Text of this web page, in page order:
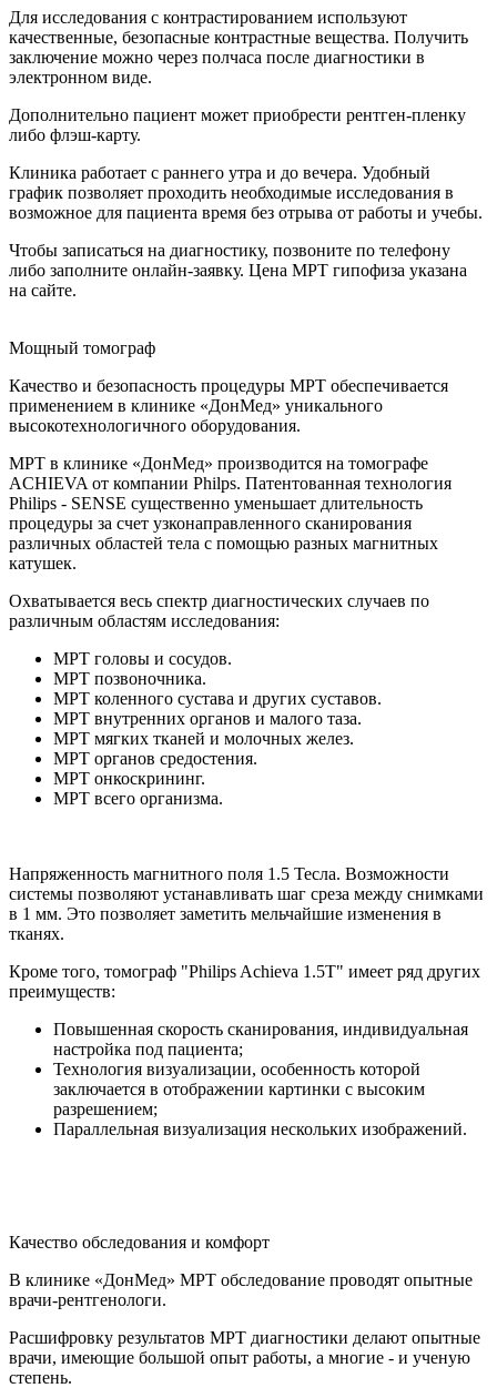
Для исследования с контрастированием используют
качественные, безопасные контрастные вещества. Получить
заключение можно через полчаса после диагностики в
электронном виде.
Дополнительно пациент может приобрести рентген-пленку
либо флэш-карту.
Клиника работает с раннего утра и до вечера. Удобный
график позволяет проходить необходимые исследования в
возможное для пациента время без отрыва от работы и учебы.
Чтобы записаться на диагностику, позвоните по телефону
либо заполните онлайн-заявку. Цена МРТ гипофиза указана
на сайте.
Мощный томограф
Качество и безопасность процедуры МРТ обеспечивается
применением в клинике «ДонМед» уникального
высокотехнологичного оборудования.
МРТ в клинике «ДонМед» производится на томографе
АCHIEVA от компании Philps. Патентованная технология
Philips - SENSE существенно уменьшает длительность
процедуры за счет узконаправленного сканирования
различных областей тела с помощью разных магнитных
катушек.
Охватывается весь спектр диагностических случаев по
различным областям исследования:
МРТ головы и сосудов.
МРТ позвоночника.
МРТ коленного сустава и других суставов.
МРТ внутренних органов и малого таза.
МРТ мягких тканей и молочных желез.
МРТ органов средостения.
МРТ онкоскрининг.
МРТ всего организма.
Напряженность магнитного поля 1.5 Тесла. Возможности
системы позволяют устанавливать шаг среза между снимками
в 1 мм. Это позволяет заметить мельчайшие изменения в
тканях.
Кроме того, томограф "Philips Achieva 1.5T" имеет ряд других
преимуществ:
Повышенная скорость сканирования, индивидуальная
настройка под пациента;
Технология визуализации, особенность которой
заключается в отображении картинки с высоким
разрешением;
Параллельная визуализация нескольких изображений.
Качество обследования и комфорт
В клинике «ДонМед» МРТ обследование проводят опытные
врачи-рентгенологи.
Расшифровку результатов МРТ диагностики делают опытные
врачи, имеющие большой опыт работы, а многие - и ученую
степень.